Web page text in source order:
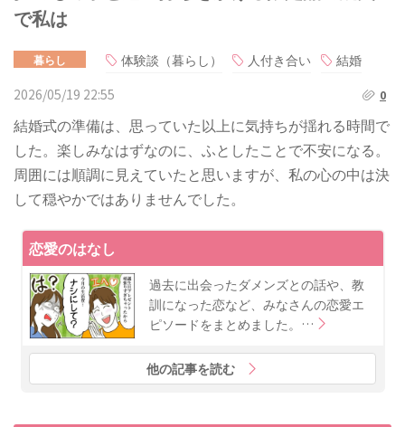
で私は
暮らし 体験談（暮らし） 人付き合い
結婚
2026/05/19 22:55
0
結婚式の準備は、思っていた以上に気持ちが揺れる時間で
した。楽しみなはずなのに、ふとしたことで不安になる。
周囲には順調に見えていたと思いますが、私の心の中は決
して穏やかではありませんでした。
恋愛のはなし
過去に出会ったダメンズとの話や、教
訓になった恋など、みなさんの恋愛エ
ピソードをまとめました。…
他の記事を読む